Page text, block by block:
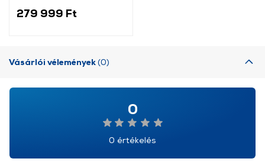
(83K70069HV)
279 999 Ft
Vásárlói vélemények(0)
0
0 értékelés